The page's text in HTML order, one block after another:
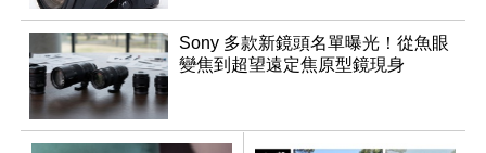
Sony 多款新鏡頭名單曝光！從魚眼
變焦到超望遠定焦原型鏡現身